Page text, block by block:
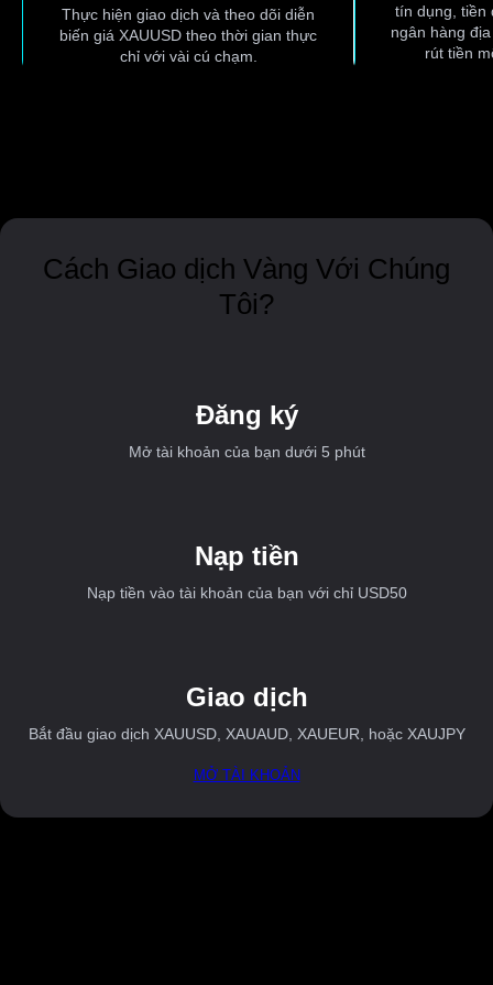
Thực hiện giao dịch và theo dõi diễn
biến giá XAUUSD theo thời gian thực
chỉ với vài cú chạm.
tín dụng, tiền
ngân hàng
rút tiền
Cách Giao dịch Vàng Với Chúng
Tôi?
Đăng ký
Mở tài khoản của bạn dưới 5 phút
Nạp tiền
Nạp tiền vào tài khoản của bạn với chỉ USD50
Giao dịch
Bắt đầu giao dịch XAUUSD, XAUAUD, XAUEUR, hoặc XAUJPY
MỞ TÀI KHOẢN